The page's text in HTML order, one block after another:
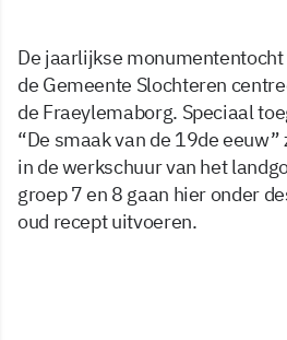
De jaarlijkse
de Gemeente Slochteren
de Fraeylemaborg. Speciaal
“De smaak van de 19de
in de werkschuur van het
groep 7 en 8 gaan hier onder
oud recept uitvoeren.